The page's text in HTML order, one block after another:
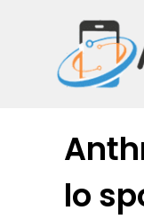
contenuto
lo